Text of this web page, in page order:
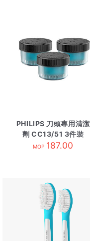
PHILIPS 刀頭專用清潔
劑 CC13/51 3件裝
MOP 187.00